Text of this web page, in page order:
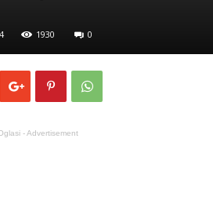
1930 0
- Advertisement